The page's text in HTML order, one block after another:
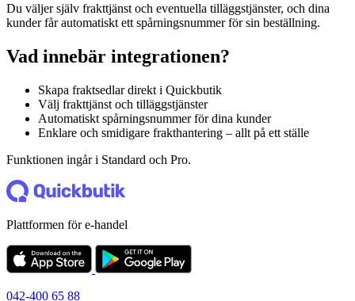
Du väljer själv frakttjänst och eventuella tilläggstjänster, och dina
kunder får automatiskt ett spårningsnummer för sin beställning.
Vad innebär integrationen?
Skapa fraktsedlar direkt i Quickbutik
Välj frakttjänst och tilläggstjänster
Automatiskt spårningsnummer för dina kunder
Enklare och smidigare frakthantering – allt på ett ställe
Funktionen ingår i Standard och Pro.
Plattformen för e-handel
042-400 65 88